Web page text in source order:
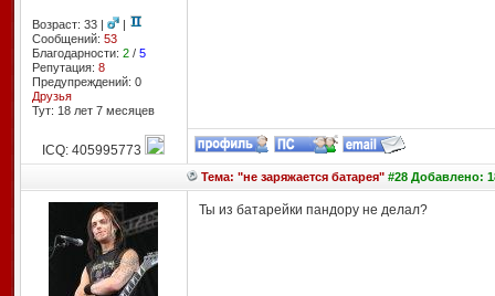
Возраст: 33 |
|
Сообщений: 53
Благодарности: 2/ 5
Репутация: 8
Предупреждений: 0
Друзья
Тут: 18 лет 7 месяцев
ICQ: 405995773
Тема: "не заряжается батарея"#28 Добавлено:
Ты из батарейки пандору не делал?